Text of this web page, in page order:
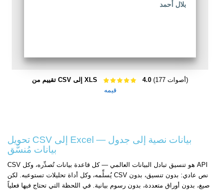
بلال أحمد
تقييم من CSV إلى XLS 4.0
(177 أصوات)
قيمه
تحويل CSV إلى Excel — بيانات نصية إلى جدول
بيانات مُنسَّق
CSV هو تنسيق تبادل البيانات العالمي — كل قاعدة بيانات تُصدِّره، وكل API
يُسلِّمه، وكل أداة تحليلات تستوعبه. لكن CSV نص عادي: بدون تنسيق، بدون
صيغ، بدون أوراق متعددة، بدون رسوم بيانية. في اللحظة التي تحتاج فيها فعلياً